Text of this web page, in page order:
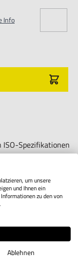
Info
ISO-Spezifikationen
um unsere
und Ihnen ein
zu den von
Ablehnen